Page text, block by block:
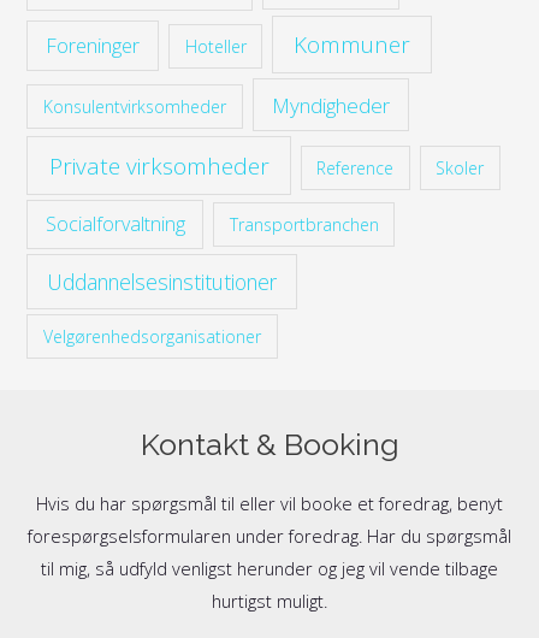
Foreninger Hoteller Kommuner
Konsulentvirksomheder Myndigheder
Private virksomheder Reference Skoler
Socialforvaltning Transportbranchen
Uddannelsesinstitutioner
Velgørenhedsorganisationer
Kontakt & Booking
Hvis du har spørgsmål til eller vil booke et foredrag, benyt
forespørgselsformularen under foredrag. Har du spørgsmål
til mig, så udfyld venligst herunder og jeg vil vende tilbage
hurtigst muligt.